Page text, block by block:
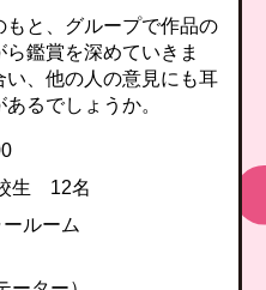
と、グループで作品の
鑑賞を深めていきま
、他の人の意見にも耳
るでしょうか。
生 12名
ルーム